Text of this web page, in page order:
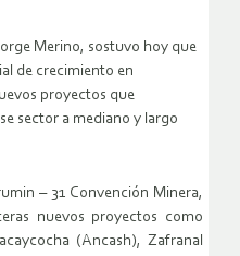
Merino, sostuvo hoy que
de crecimiento en
proyectos que
sector a mediano y largo
– 31 Convención Minera,
nuevos proyectos como
(Ancash), Zafranal